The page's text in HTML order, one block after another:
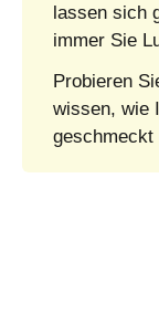
lassen sich
immer Sie
Probieren
wissen, wie
geschmeckt